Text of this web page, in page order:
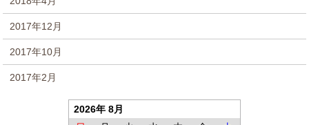
2017年12月
2017年10月
2017年2月
2026年 8月